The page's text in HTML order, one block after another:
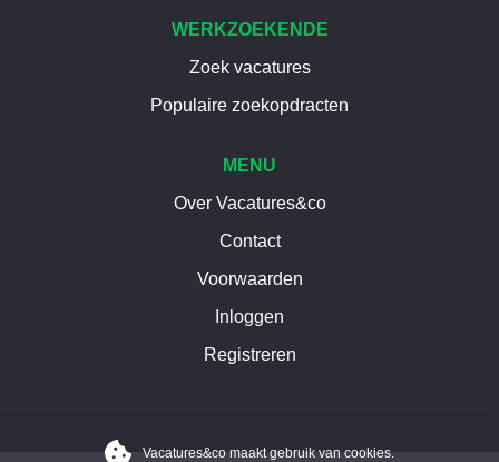
Vacatures&co maakt gebruik van cookies.
WERKZOEKENDE
Zoek vacatures
Populaire zoekopdracten
MENU
Over Vacatures&co
Contact
Voorwaarden
Inloggen
Registreren